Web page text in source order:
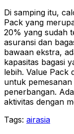
Di samping itu,
Pack yang
20% yang sudah
asuransi dan
bawaan ekstra,
kapasitas bagasi
lebih. Value Pack
untuk
penerbangan.
aktivitas dengan
Tags: airasia